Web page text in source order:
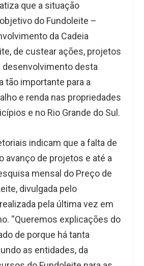
que a situação
do Fundoleite –
da Cadeia
de custear ações, projetos
desenvolvimento desta
tão importante para a
e renda nas propriedades
e no Rio Grande do Sul.
indicam que a falta de
avanço de projetos e até a
mensal do Preço de
divulgada pelo
pela última vez em
“Queremos explicações do
de porque há tanta
as entidades, da